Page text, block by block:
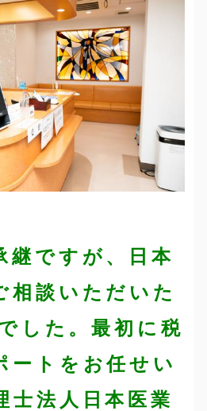
継ですが、日本
相談いただいた
した。最初に税
ートをお任せい
士法人日本医業